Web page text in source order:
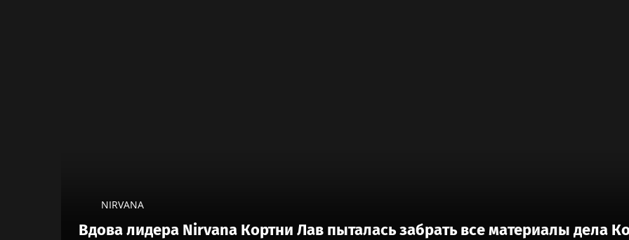
NIRVANA
Вдова лидера Nirvana Кортни Лав пыталась забрать все материалы дела